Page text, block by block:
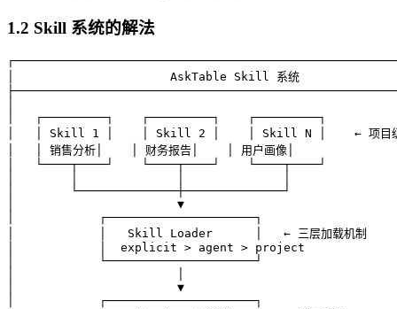
1.2 Skill 系统的解法
│                      AskTable Skill 系统
│   ┌─────────┐    ┌─────────┐    ┌─────────┐
│   │ Skill 1 │    │ Skill 2 │    │ Skill N │    ← 项目级
│   │ 销售分析│    │ 财务报告│    │ 用户画像│
│   └────┬────┘    └────┬────┘    └────┬────┘
│        └──────────────┼──────────────┘
│                       ▼
│            ┌─────────────────────┐
│            │   Skill Loader      │   ← 三层加载机制
│            │  explicit > agent > project
│            └─────────────────────┘
│                       ▼
│            ┌─────────────────────┐